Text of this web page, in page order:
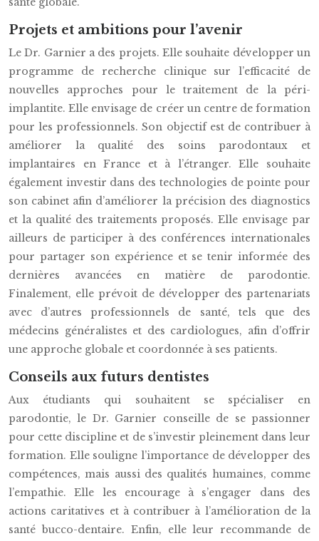
Projets et ambitions pour l’avenir
Le Dr. Garnier a des projets. Elle souhaite développer un
programme de recherche clinique sur l’efficacité de
nouvelles approches pour le traitement de la péri-
implantite. Elle envisage de créer un centre de formation
pour les professionnels. Son objectif est de contribuer à
améliorer la qualité des soins parodontaux et
implantaires en France et à l’étranger. Elle souhaite
également investir dans des technologies de pointe pour
son cabinet afin d’améliorer la précision des diagnostics
et la qualité des traitements proposés. Elle envisage par
ailleurs de participer à des conférences internationales
pour partager son expérience et se tenir informée des
dernières avancées en matière de parodontie.
Finalement, elle prévoit de développer des partenariats
avec d’autres professionnels de santé, tels que des
médecins généralistes et des cardiologues, afin d’offrir
une approche globale et coordonnée à ses patients.
Conseils aux futurs dentistes
Aux étudiants qui souhaitent se spécialiser en
parodontie, le Dr. Garnier conseille de se passionner
pour cette discipline et de s’investir pleinement dans leur
formation. Elle souligne l’importance de développer des
compétences, mais aussi des qualités humaines, comme
l’empathie. Elle les encourage à s’engager dans des
actions caritatives et à contribuer à l’amélioration de la
santé bucco-dentaire. Enfin, elle leur recommande de